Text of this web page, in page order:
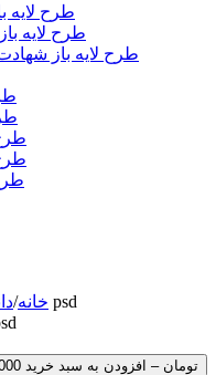
طرح لایه
طرح لایه
طرح لایه باز
خانه/ طرح بنر گرامی داشت روز پزشک psd